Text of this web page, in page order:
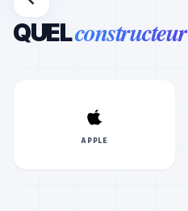
QUELconstructeur
APPLE